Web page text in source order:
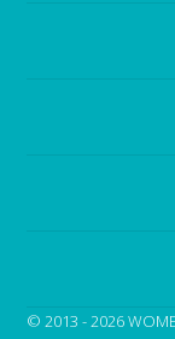
© 2013 - 2026